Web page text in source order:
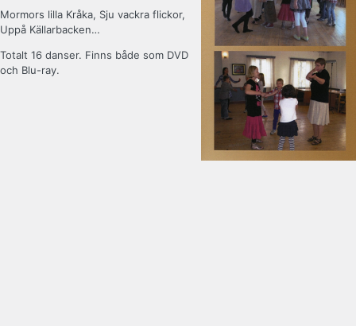
Mormors lilla Kråka, Sju vackra flickor,
Uppå Källarbacken…
Totalt 16 danser. Finns både som DVD
och Blu-ray.